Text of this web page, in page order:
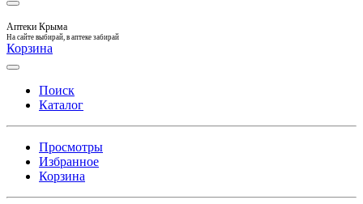
Аптеки Крыма
На сайте выбирай, в аптеке забирай
Корзина
Поиск
Каталог
Просмотры
Избранное
Корзина